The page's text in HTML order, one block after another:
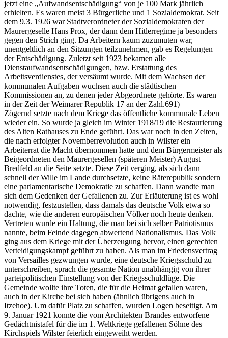
jetzt eine „Aufwandsentschädigung“ von je 100 Mark jährlich
erhielten. Es waren meist 3 Bürgerliche und 1 Sozialdemokrat. Seit
dem 9.3. 1926 war Stadtverordneter der Sozialdemokraten der
Maurergeselle Hans Prox, der dann dem Hitlerregime ja besonders
gegen den Strich ging. Da Arbeitern kaum zuzumuten war,
unentgeltlich an den Sitzungen teilzunehmen, gab es Regelungen
der Entschädigung. Zuletzt seit 1923 bekamen alle
Dienstaufwandsentschädigungen, bzw. Erstattung des
Arbeitsverdienstes, der versäumt wurde. Mit dem Wachsen der
kommunalen Aufgaben wuchsen auch die städtischen
Kommissionen an, zu denen jeder Abgeordnete gehörte. Es waren
in der Zeit der Weimarer Republik 17 an der Zahl.691)
Zögernd setzte nach dem Kriege das öffentliche kommunale Leben
wieder ein. So wurde ja gleich im Winter 1918/19 die Restaurierung
des Alten Rathauses zu Ende geführt. Das war noch in den Zeiten,
die nach erfolgter Novemberrevolution auch in Wilster ein
Arbeiterrat die Macht übernommen hatte und dem Bürgermeister als
Beigeordneten den Maurergesellen (späteren Meister) August
Bredfeld an die Seite setzte. Diese Zeit verging, als sich dann
schnell der Wille im Lande durchsetzte, keine Räterepublik sondern
eine parlamentarische Demokratie zu schaffen. Dann wandte man
sich dem Gedenken der Gefallenen zu. Zur Erläuterung ist es wohl
notwendig, festzustellen, dass damals das deutsche Volk etwa so
dachte, wie die anderen europäischen Völker noch heute denken.
Vertreten wurde ein Haltung, die man bei sich selber Patriotismus
nannte, beim Feinde dagegen abwertend Nationalismus. Das Volk
ging aus dem Kriege mit der Überzeugung hervor, einen gerechten
Verteidigungskampf geführt zu haben. Als man im Friedensvertrag
von Versailles gezwungen wurde, eine deutsche Kriegsschuld zu
unterschreiben, sprach die gesamte Nation unabhängig von ihrer
parteipolitischen Einstellung von der Kriegsschuldlüge. Die
Gemeinde wollte ihre Toten, die für die Heimat gefallen waren,
auch in der Kirche bei sich haben (ähnlich übrigens auch in
Itzehoe). Um dafür Platz zu schaffen, wurden Logen beseitigt. Am
9. Januar 1921 konnte die vom Architekten Brandes entworfene
Gedächtnistafel für die im 1. Weltkriege gefallenen Söhne des
Kirchspiels Wilster feierlich eingeweiht werden.